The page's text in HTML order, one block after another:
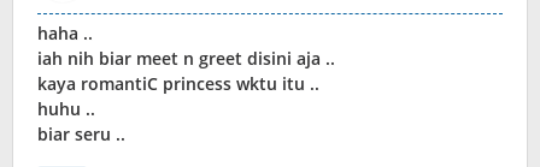
haha ..
iah nih biar meet n greet disini aja ..
kaya romantiC princess wktu itu ..
huhu ..
biar seru ..